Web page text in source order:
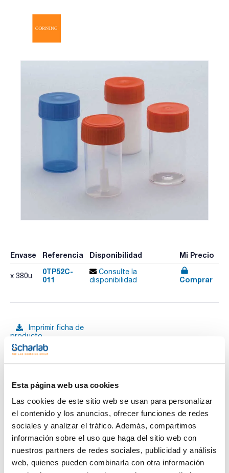
Esta página web usa cookies
Las cookies de este sitio web se usan para personalizar
el contenido y los anuncios, ofrecer funciones de redes
sociales y analizar el tráfico. Además, compartimos
información sobre el uso que haga del sitio web con
nuestros partners de redes sociales, publicidad y análisis
web, quienes pueden combinarla con otra información
Envase Referencia Disponibilidad Mi Precio
x 380u.
0TP52C-
011
Consulte la
disponibilidad
Comprar
Imprimir ficha de
producto
Características
Capacidad (ml) : 125
Color tapón : Azul
polipropileno transparente natural o azul y tapón de
polietileno de color.
Ver más
Documentación técnica
TDS / Ficha técnica
Regístrate para
COA